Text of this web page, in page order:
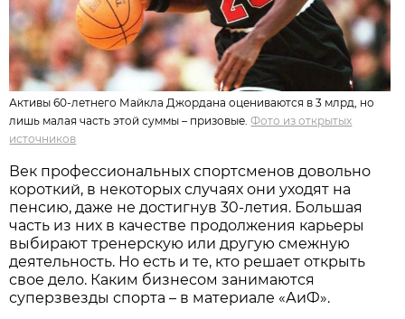
Активы 60-летнего Майкла Джордана оцениваются в 3 млрд, но
лишь малая часть этой суммы – призовые. Фото из открытых
источников
Век профессиональных спортсменов довольно
короткий, в некоторых случаях они уходят на
пенсию, даже не достигнув 30-летия. Большая
часть из них в качестве продолжения карьеры
выбирают тренерскую или другую смежную
деятельность. Но есть и те, кто решает открыть
свое дело. Каким бизнесом занимаются
суперзвезды спорта – в материале «АиФ».